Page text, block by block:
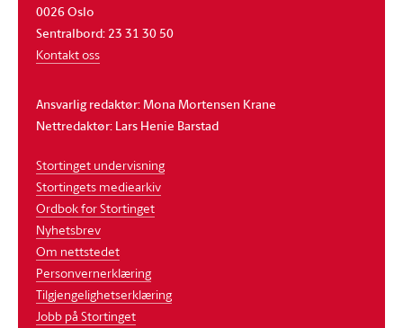
0026 Oslo
Sentralbord: 23 31 30 50
Kontakt oss
Ansvarlig redaktør: Mona Mortensen Krane
Nettredaktør: Lars Henie Barstad
Stortinget undervisning
Stortingets mediearkiv
Ordbok for Stortinget
Nyhetsbrev
Om nettstedet
Personvernerklæring
Tilgjengelighetserklæring
Jobb på Stortinget